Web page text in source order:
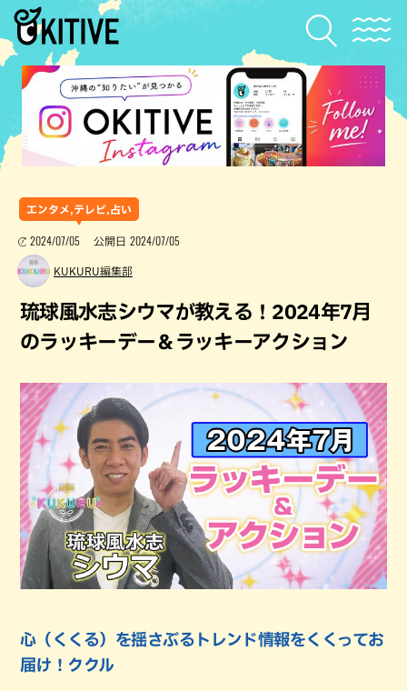
エンタメ,テレビ,占い
2024/07/05 公開日 2024/07/05
KUKURU編集部
琉球風水志シウマが教える！2024年7月
のラッキーデー＆ラッキーアクション
心（くくる）を揺さぶるトレンド情報をくくってお
届け！ククル